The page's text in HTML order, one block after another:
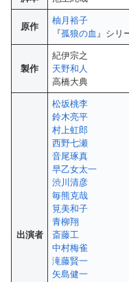
原作
柚月裕子
『孤狼の血 』シリ
製作
紀伊宗之
天野和人
高橋大典
出演者
松坂桃李
鈴木亮平
村上虹郎
西野七瀬
音尾琢真
早乙女太一
渋川清彦
毎熊克哉
筧美和子
青柳翔
斎藤工
中村梅雀
滝藤賢一
矢島健一